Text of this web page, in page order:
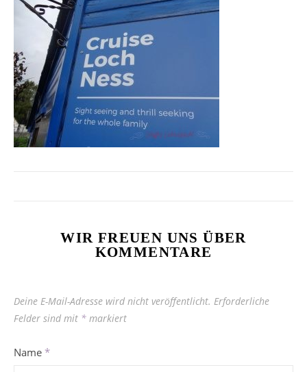
WIR FREUEN UNS ÜBER
KOMMENTARE
Deine E-Mail-Adresse wird nicht veröffentlicht. Erforderliche
Felder sind mit * markiert
Name *